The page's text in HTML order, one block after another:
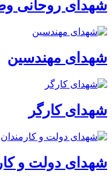
شهدای روحانی
شهدای مهندسین
شهدای کارگر
شهدای دولت و